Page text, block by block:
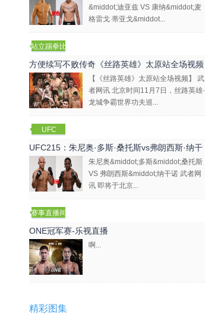
&middot;迪亚兹 VS 康纳&middot;麦
格雷戈 蒂亚戈&middot...
站立踢拳比
赛视频
方便续写不败传奇《丝路英雄》太原站全场视频
【《丝路英雄》太原站全场视频】 武
者网讯 北京时间11月7日，丝路英雄·
龙城争霸世界功夫巡...
UFC
UFC215：朱尼奥·多斯·桑托斯vs弗朗西斯·纳干
朱尼奥&middot;多斯&middot;桑托斯
VS 弗朗西斯&middot;纳干诺 武者网
讯 即将于北京...
赛事直播间
ONE冠军赛-乐视直播
啊...
精彩图集